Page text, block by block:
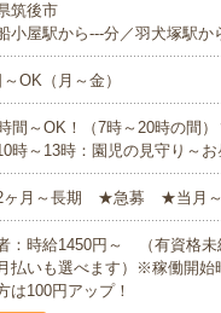
筑後市
小屋駅から---分／羽犬塚駅か
OK（月～金）
間～OK！（7時～20時の間
時～13時：園児の見守り～
ヶ月～長期 ★急募 ★当月～
：時給1450円～ （有資格
払いも選べます）※稼働開
は100円アップ！